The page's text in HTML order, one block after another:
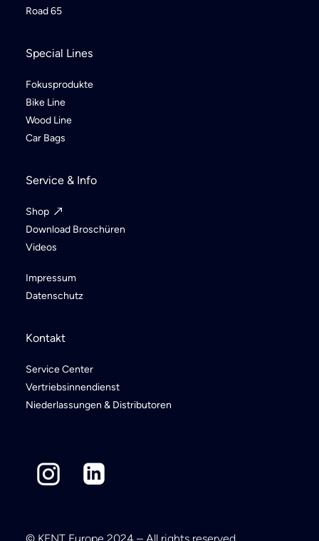
Road 65
Special Lines
Fokusprodukte
Bike Line
Wood Line
Car Bags
Service & Info
Shop
Download Broschüren
Videos
Impressum
Datenschutz
Kontakt
Service Center
Vertriebsinnendienst
Niederlassungen & Distributoren